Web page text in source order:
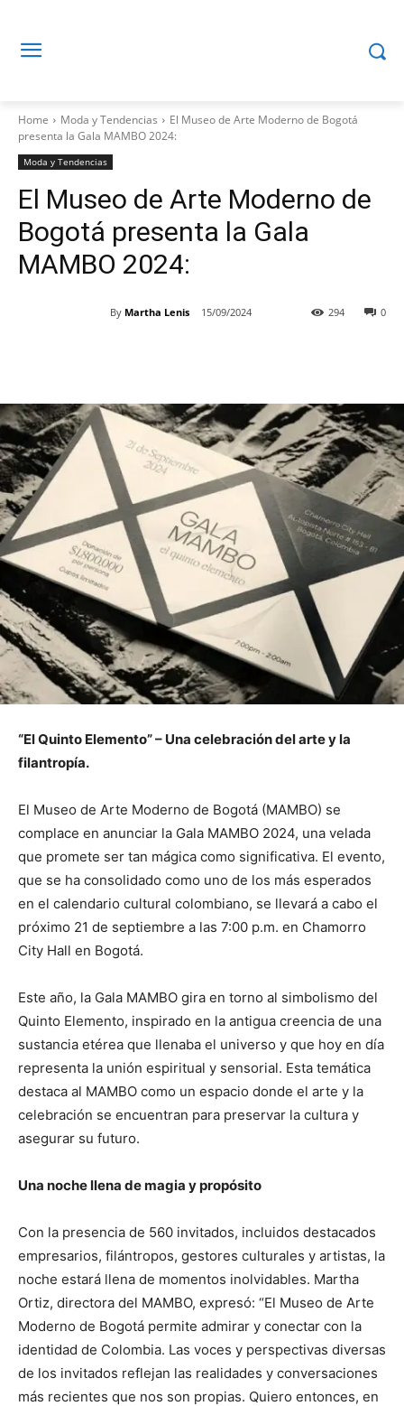
Home Moda y Tendencias
El Museo de Arte Moderno de Bogotá
presenta la Gala MAMBO 2024:
Moda y Tendencias
El Museo de Arte Moderno de
Bogotá presenta la Gala
MAMBO 2024:
By Martha Lenis 15/09/2024 0
294
“El Quinto Elemento” – Una celebración del arte y la
filantropía.
El Museo de Arte Moderno de Bogotá (MAMBO) se
complace en anunciar la Gala MAMBO 2024, una velada
que promete ser tan mágica como significativa. El evento,
que se ha consolidado como uno de los más esperados
en el calendario cultural colombiano, se llevará a cabo el
próximo 21 de septiembre a las 7:00 p.m. en Chamorro
City Hall en Bogotá.
Este año, la Gala MAMBO gira en torno al simbolismo del
Quinto Elemento, inspirado en la antigua creencia de una
sustancia etérea que llenaba el universo y que hoy en día
representa la unión espiritual y sensorial. Esta temática
destaca al MAMBO como un espacio donde el arte y la
celebración se encuentran para preservar la cultura y
asegurar su futuro.
Una noche llena de magia y propósito
Con la presencia de 560 invitados, incluidos destacados
empresarios, filántropos, gestores culturales y artistas, la
noche estará llena de momentos inolvidables. Martha
Ortiz, directora del MAMBO, expresó: “El Museo de Arte
Moderno de Bogotá permite admirar y conectar con la
identidad de Colombia. Las voces y perspectivas diversas
de los invitados reflejan las realidades y conversaciones
más recientes que nos son propias. Quiero entonces, en